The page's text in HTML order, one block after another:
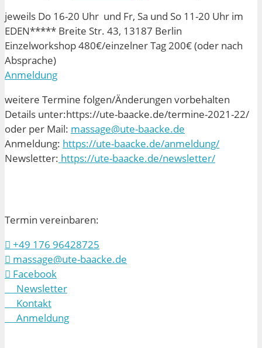
jeweils Do 16-20 Uhr und Fr, Sa und So 11-20 Uhr im
EDEN***** Breite Str. 43, 13187 Berlin
Einzelworkshop 480€/einzelner Tag 200€ (oder nach
Absprache)
Anmeldung
weitere Termine folgen/Änderungen vorbehalten
Details unter:https://ute-baacke.de/termine-2021-22/
oder per Mail: massage@ute-baacke.de
Anmeldung: https://ute-baacke.de/anmeldung/
Newsletter: https://ute-baacke.de/newsletter/
Termin vereinbaren:
+49 176 96428725
massage@ute-baacke.de
Facebook
Newsletter
Kontakt
Anmeldung